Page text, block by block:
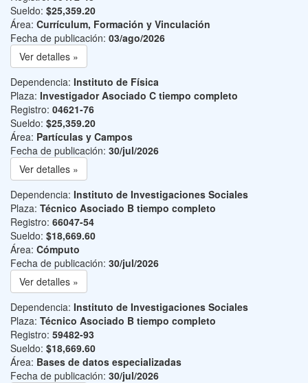
Sueldo: $25,359.20
Área: Currículum, Formación y Vinculación
Fecha de publicación: 03/ago/2026
Ver detalles »
Dependencia: Instituto de Física
Plaza: Investigador Asociado C tiempo completo
Registro: 04621-76
Sueldo: $25,359.20
Área: Partículas y Campos
Fecha de publicación: 30/jul/2026
Ver detalles »
Dependencia: Instituto de Investigaciones Sociales
Plaza: Técnico Asociado B tiempo completo
Registro: 66047-54
Sueldo: $18,669.60
Área: Cómputo
Fecha de publicación: 30/jul/2026
Ver detalles »
Dependencia: Instituto de Investigaciones Sociales
Plaza: Técnico Asociado B tiempo completo
Registro: 59482-93
Sueldo: $18,669.60
Área: Bases de datos especializadas
Fecha de publicación: 30/jul/2026